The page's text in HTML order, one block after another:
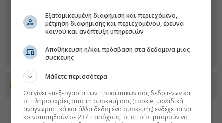
Προσθέστε το euro2day.gr στο Discover
Εξατομικευμένη διαφήμιση και περιεχόμενο,
μέτρηση διαφήμισης και περιεχομένου, έρευνα
κοινού και ανάπτυξη υπηρεσιών
Αποθήκευση ή/και πρόσβαση στα δεδομένα μιας
συσκευής
Μάθετε περισσότερα
Θα γίνει επεξεργασία των προσωπικών σας δεδομένων και
οι πληροφορίες από τη συσκευή σας (cookie, μοναδικά
αναγνωριστικά και άλλα δεδομένα συσκευής) ενδέχεται να
κοινοποιηθούν σε 237 παρόχους, οι οποίοι μπορούν να